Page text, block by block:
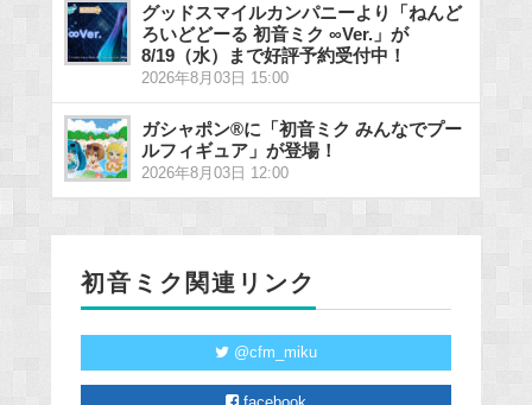
グッドスマイルカンパニーより「ねんど
ろいどどーる 初音ミク ∞Ver.」が
8/19（水）まで好評予約受付中！
2026年8月03日 15:00
ガシャポン®に「初音ミク みんなでプー
ルフィギュア」が登場！
2026年8月03日 12:00
初音ミク関連リンク
@cfm_miku